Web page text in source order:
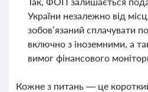
України незалежно від
зобов’язаний сплачувати
включно з іноземними, а
вимог фінансового
Кожне з питань — це